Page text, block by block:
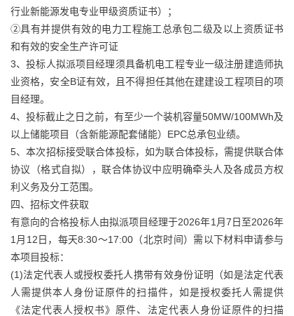
行业新能源发电专业甲级资质证书）；
②具有并提供有效的电力工程施工总承包二级及以上资质证书
和有效的安全生产许可证
3、投标人拟派项目经理须具备机电工程专业一级注册建造师执
业资格，安全B证有效，且不得担任其他在建建设工程项目的项
目经理。
4、投标截止之日之前，有至少一个装机容量50MW/100MWh及
以上储能项目（含新能源配套储能）EPC总承包业绩。
5、本次招标接受联合体投标，如为联合体投标，需提供联合体
协议（格式自拟），联合体协议中应明确牵头人及各成员方权
利义务及分工范围。
四、招标文件获取
有意向的合格投标人由拟派项目经理于2026年1月7日至2026年
1月12日，每天8:30～17:00（北京时间）需以下材料申请参与
本项目投标：
(1)法定代表人或授权委托人携带有效身份证明（如是法定代表
人需提供本人身份证原件的扫描件，如是授权委托人需提供
《法定代表人授权书》原件、法定代表人身份证原件的扫描